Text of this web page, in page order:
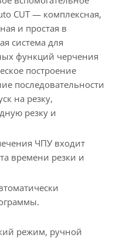
CUT — комплексная,
и простая в
система для
функций черчения
построение
последовательности
на резку,
резку и
ЧПУ входит
времени резки и
режим, ручной